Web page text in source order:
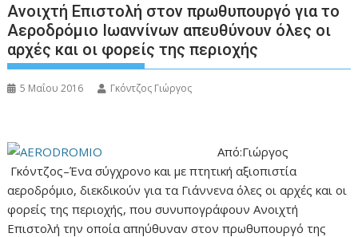
Ανοιχτή Επιστολή στον πρωθυπουργό για το
Αεροδρόμιο Ιωαννίνων απευθύνουν όλες οι
αρχές και οι φορείς της περιοχής
5 Μαΐου 2016 Γκόντζος Γιώργος
Από:Γιώργος
Γκόντζος–Ένα σύγχρονο και με πτητική αξιοπιστία
αεροδρόμιο, διεκδικούν για τα Γιάννενα όλες οι αρχές και οι
φορείς της περιοχής, που συνυπογράφουν Ανοιχτή
Επιστολή την οποία απηύθυναν στον πρωθυπουργό της